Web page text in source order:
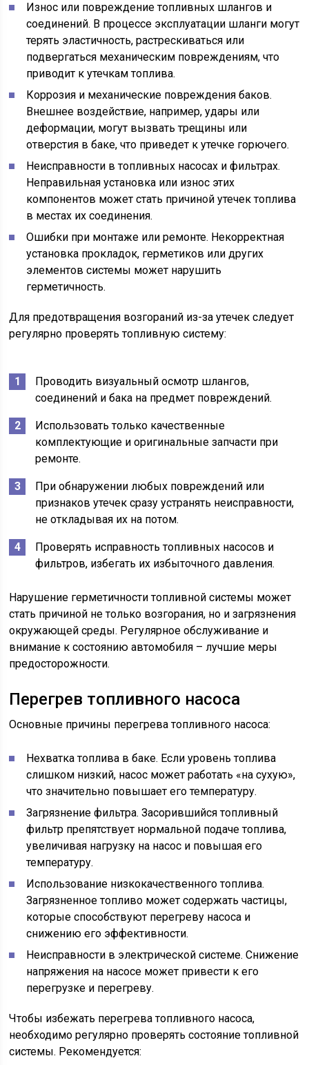
Износ или повреждение топливных шлангов и
соединений. В процессе эксплуатации шланги могут
терять эластичность, растрескиваться или
подвергаться механическим повреждениям, что
приводит к утечкам топлива.
Коррозия и механические повреждения баков.
Внешнее воздействие, например, удары или
деформации, могут вызвать трещины или
отверстия в баке, что приведет к утечке горючего.
Неисправности в топливных насосах и фильтрах.
Неправильная установка или износ этих
компонентов может стать причиной утечек топлива
в местах их соединения.
Ошибки при монтаже или ремонте. Некорректная
установка прокладок, герметиков или других
элементов системы может нарушить
герметичность.
Для предотвращения возгораний из-за утечек следует
регулярно проверять топливную систему:
Проводить визуальный осмотр шлангов,
соединений и бака на предмет повреждений.
Использовать только качественные
комплектующие и оригинальные запчасти при
ремонте.
При обнаружении любых повреждений или
признаков утечек сразу устранять неисправности,
не откладывая их на потом.
Проверять исправность топливных насосов и
фильтров, избегать их избыточного давления.
Нарушение герметичности топливной системы может
стать причиной не только возгорания, но и загрязнения
окружающей среды. Регулярное обслуживание и
внимание к состоянию автомобиля – лучшие меры
предосторожности.
Перегрев топливного насоса
Основные причины перегрева топливного насоса:
Нехватка топлива в баке. Если уровень топлива
слишком низкий, насос может работать «на сухую»,
что значительно повышает его температуру.
Загрязнение фильтра. Засорившийся топливный
фильтр препятствует нормальной подаче топлива,
увеличивая нагрузку на насос и повышая его
температуру.
Использование низкокачественного топлива.
Загрязненное топливо может содержать частицы,
которые способствуют перегреву насоса и
снижению его эффективности.
Неисправности в электрической системе. Снижение
напряжения на насосе может привести к его
перегрузке и перегреву.
Чтобы избежать перегрева топливного насоса,
необходимо регулярно проверять состояние топливной
системы. Рекомендуется: